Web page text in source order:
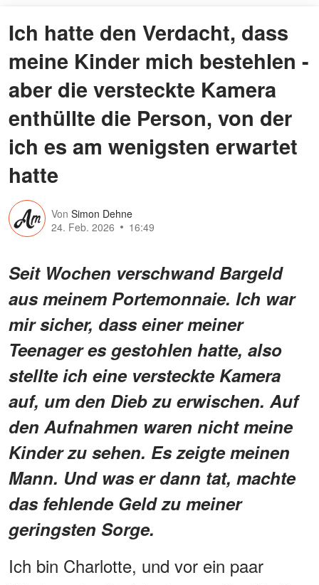
Ich hatte den Verdacht, dass
meine Kinder mich bestehlen -
aber die versteckte Kamera
enthüllte die Person, von der
ich es am wenigsten erwartet
hatte
Von Simon Dehne
24. Feb. 2026
16:49
Seit Wochen verschwand Bargeld
aus meinem Portemonnaie. Ich war
mir sicher, dass einer meiner
Teenager es gestohlen hatte, also
stellte ich eine versteckte Kamera
auf, um den Dieb zu erwischen. Auf
den Aufnahmen waren nicht meine
Kinder zu sehen. Es zeigte meinen
Mann. Und was er dann tat, machte
das fehlende Geld zu meiner
geringsten Sorge.
Ich bin Charlotte, und vor ein paar